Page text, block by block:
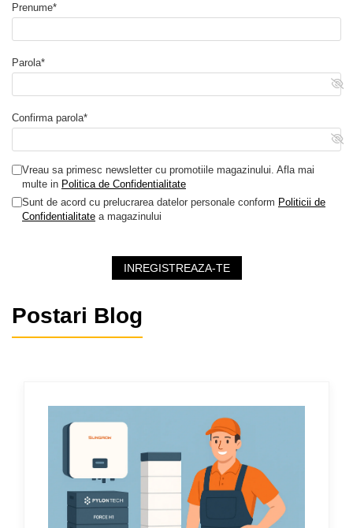
Prenume*
Parola*
Confirma parola*
Vreau sa primesc newsletter cu promotiile magazinului. Afla mai
multe in Politica de Confidentialitate
Sunt de acord cu prelucrarea datelor personale conform Politicii de
Confidentialitate a magazinului
INREGISTREAZA-TE
Postari Blog